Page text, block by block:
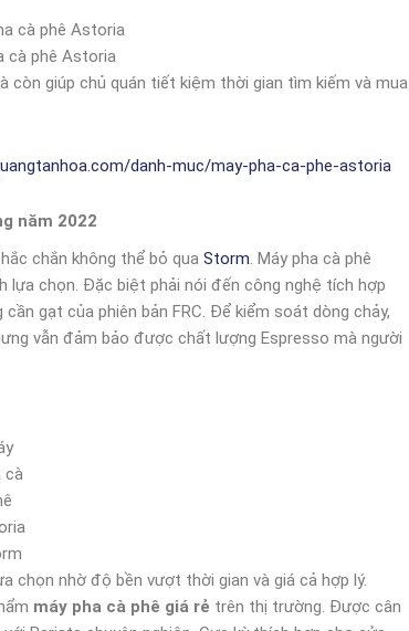
cà phê Astoria
giúp chủ quán tiết kiệm thời gian tìm kiếm và mua
danh-muc/may-pha-ca-phe-astoria
năm 2022
chắn không thể bỏ qua Storm. Máy pha cà phê
lựa chọn. Đặc biệt phải nói đến công nghệ tích hợp
gạt của phiên bản FRC. Để kiểm soát dòng chảy,
vẫn đảm bảo được chất lượng Espresso mà người
cà
chọn nhờ độ bền vượt thời gian và giá cả hợp lý.
máy pha cà phê giá rẻ trên thị trường. Được cân